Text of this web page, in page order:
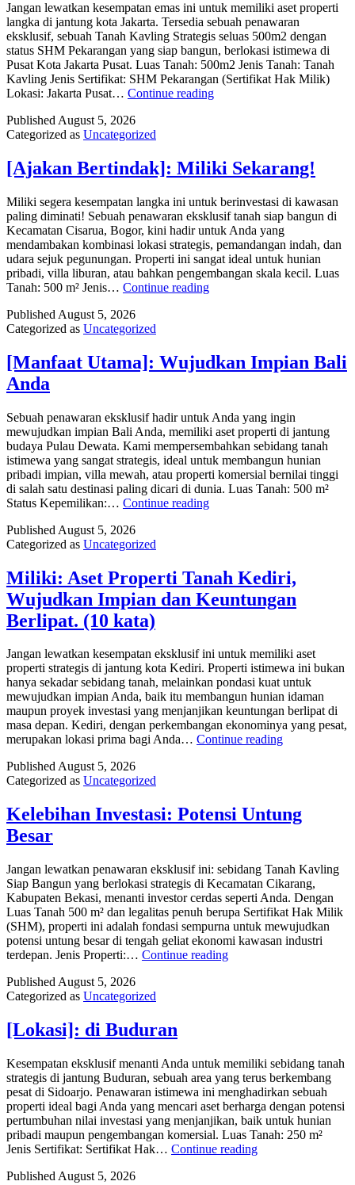
Jangan lewatkan kesempatan emas ini untuk memiliki aset properti
langka di jantung kota Jakarta. Tersedia sebuah penawaran
eksklusif, sebuah Tanah Kavling Strategis seluas 500m2 dengan
status SHM Pekarangan yang siap bangun, berlokasi istimewa di
Pusat Kota Jakarta Pusat. Luas Tanah: 500m2 Jenis Tanah: Tanah
Kavling Jenis Sertifikat: SHM Pekarangan (Sertifikat Hak Milik)
Lokasi: Jakarta Pusat… Continue reading[Call
Miliki
Sekarang!
Published August 5, 2026
Categorized as Uncategorized
[Ajakan Bertindak]: Miliki Sekarang!
Miliki segera kesempatan langka ini untuk berinvestasi di kawasan
paling diminati! Sebuah penawaran eksklusif tanah siap bangun di
Kecamatan Cisarua, Bogor, kini hadir untuk Anda yang
mendambakan kombinasi lokasi strategis, pemandangan indah, dan
udara sejuk pegunungan. Properti ini sangat ideal untuk hunian
pribadi, villa liburan, atau bahkan pengembangan skala kecil. Luas
Tanah: 500 m² Jenis… Continue reading[Ajakan
Published August 5, 2026
Categorized as Uncategorized
[Manfaat Utama]: Wujudkan Impian Bali
Anda
Sebuah penawaran eksklusif hadir untuk Anda yang ingin
mewujudkan impian Bali Anda, memiliki aset properti di jantung
budaya Pulau Dewata. Kami mempersembahkan sebidang tanah
istimewa yang sangat strategis, ideal untuk membangun hunian
pribadi impian, villa mewah, atau properti komersial bernilai tinggi
di salah satu destinasi paling dicari di dunia. Luas Tanah: 500 m²
Status Kepemilikan:… Continue reading[Manfaat
Anda
Published August 5, 2026
Categorized as Uncategorized
Miliki: Aset Properti Tanah Kediri,
Wujudkan Impian dan Keuntungan
Berlipat. (10 kata)
Jangan lewatkan kesempatan eksklusif ini untuk memiliki aset
properti strategis di jantung kota Kediri. Properti istimewa ini bukan
hanya sekadar sebidang tanah, melainkan pondasi kuat untuk
mewujudkan impian Anda, baik itu membangun hunian idaman
maupun proyek investasi yang menjanjikan keuntungan berlipat di
masa depan. Kediri, dengan perkembangan ekonominya yang pesat,
merupakan lokasi prima bagi Anda… Continue readingMiliki:
Wujudkan
Impian
Berlipat.
(10
kata)
PublishedAugust 5, 2026
Categorized as Uncategorized
Kelebihan Investasi: Potensi Untung
Besar
Jangan lewatkan penawaran eksklusif ini: sebidang Tanah Kavling
Siap Bangun yang berlokasi strategis di Kecamatan Cikarang,
Kabupaten Bekasi, menanti investor cerdas seperti Anda. Dengan
Luas Tanah 500 m² dan legalitas penuh berupa Sertifikat Hak Milik
(SHM), properti ini adalah fondasi sempurna untuk mewujudkan
potensi untung besar di tengah geliat ekonomi kawasan industri
terdepan. Jenis Properti:… Continue readingKelebihan
Published August 5, 2026
Categorized as Uncategorized
[Lokasi]: di Buduran
Kesempatan eksklusif menanti Anda untuk memiliki sebidang tanah
strategis di jantung Buduran, sebuah area yang terus berkembang
pesat di Sidoarjo. Penawaran istimewa ini menghadirkan sebuah
properti ideal bagi Anda yang mencari aset berharga dengan potensi
pertumbuhan nilai investasi yang menjanjikan, baik untuk hunian
pribadi maupun pengembangan komersial. Luas Tanah: 250 m²
Jenis Sertifikat: Sertifikat Hak… Continue reading[Lokasi]:
Published August 5, 2026